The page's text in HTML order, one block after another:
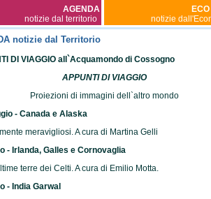
AGENDA
notizie dal territorio
notizie
notizie dal Territorio
DI VIAGGIO all`Acquamondo di Cossogno
APPUNTI DI VIAGGIO
Proiezioni di immagini dell`altro mondo
- Canada e Alaska
meravigliosi. A cura di Martina Gelli
- Irlanda, Galles e Cornovaglia
terre dei Celti. A cura di Emilio Motta.
- India Garwal